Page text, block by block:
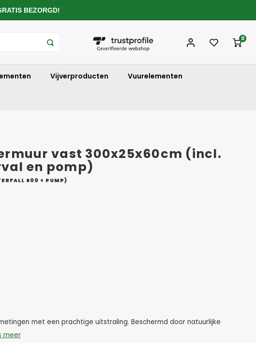
0
Vijverproducten Vuurelementen
vast 300x25x60cm (incl.
en pomp)
600 + PUMP)
met een prachtige uitstraling. Beschermd door natuurlijke
meer
BEZORGD!